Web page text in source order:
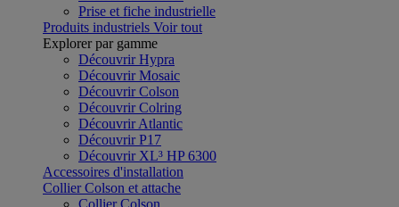
Prise et fiche industrielle
Produits industriels Voir tout
Explorer par gamme
Découvrir Hypra
Découvrir Mosaic
Découvrir Colson
Découvrir Colring
Découvrir Atlantic
Découvrir P17
Découvrir XL³ HP 6300
Accessoires d'installation
Collier Colson et attache
Collier Colson